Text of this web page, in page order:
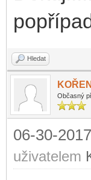
Hledat
KOŘEN
Občasný
06-30-
uživatelem